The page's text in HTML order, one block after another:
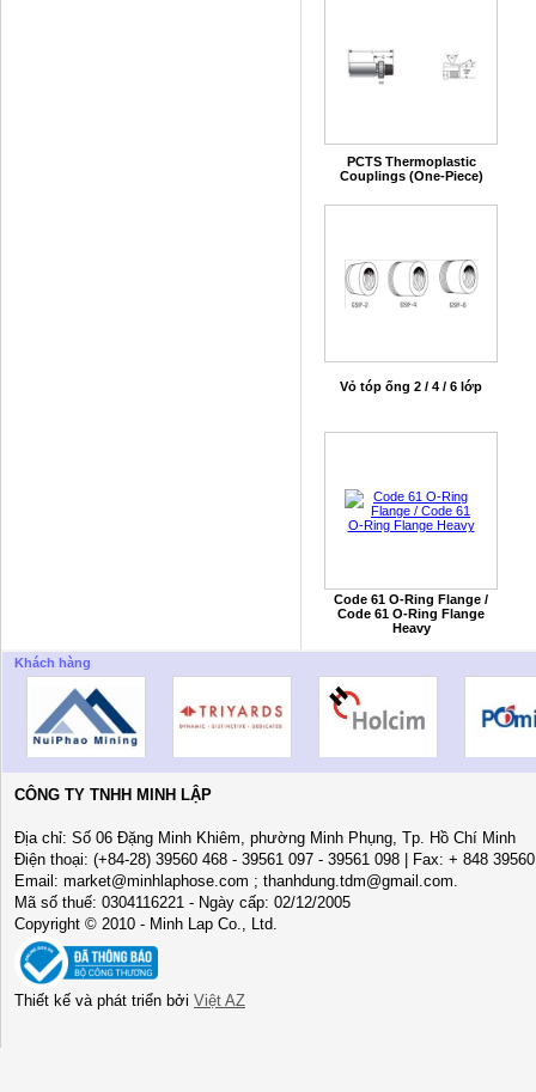
PCTS Thermoplastic
Couplings (One-Piece)
Vỏ tóp ống 2 / 4 / 6 lớp
Code 61 O-Ring Flange /
Code 61 O-Ring Flange
Heavy
Khách hàng
CÔNG TY TNHH MINH LẬP
Địa chỉ: Số 06 Đặng Minh Khiêm, phường Minh Phụng, Tp. Hồ Chí Minh
Điện thoại: (+84-28) 39560 468 - 39561 097 - 39561 098 | Fax: + 848
Email: market@minhlaphose.com ; thanhdung.tdm@gmail.com.
Mã số thuế: 0304116221 - Ngày cấp: 02/12/2005
Copyright © 2010 - Minh Lap Co., Ltd.
Thiết kế và phát triển bởi Việt AZ